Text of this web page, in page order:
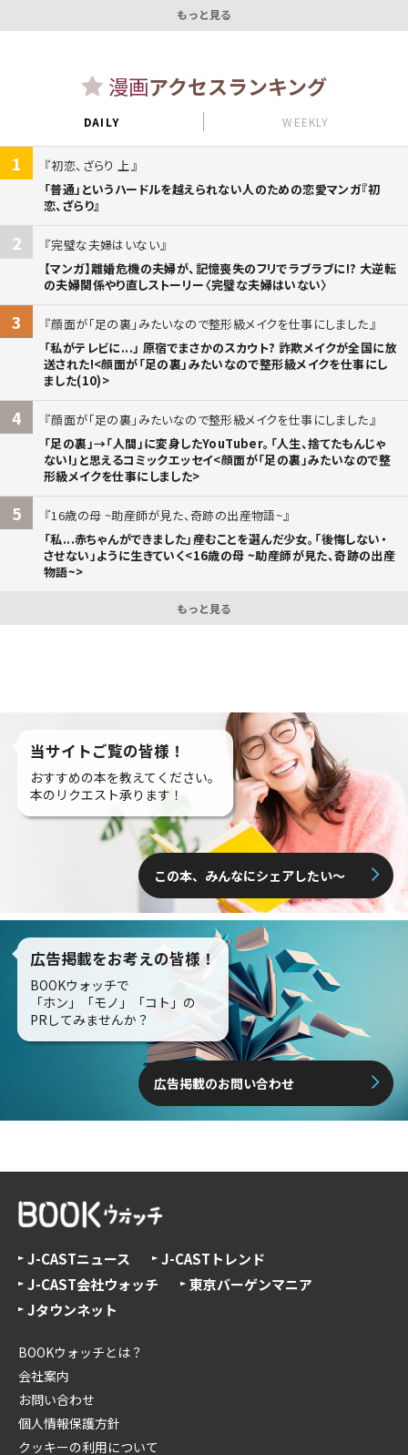
もっと見る
漫画アクセスランキング
DAILY WEEKLY
1
初恋、ざらり 上
「普通」というハードルを越えられない人のための恋愛マンガ『初
恋、ざらり』
2
完璧な夫婦はいない
【マンガ】離婚危機の夫婦が、記憶喪失のフリでラブラブに!? 大逆転
の夫婦関係やり直しストーリー〈完璧な夫婦はいない〉
3
顔面が「足の裏」みたいなので整形級メイクを仕事にしました
「私がテレビに...」 原宿でまさかのスカウト? 詐欺メイクが全国に放
送された!<顔面が「足の裏」みたいなので整形級メイクを仕事にし
ました(10)>
4
顔面が「足の裏」みたいなので整形級メイクを仕事にしました
「足の裏」→「人間」に変身したYouTuber。「人生、捨てたもんじゃ
ない!」と思えるコミックエッセイ<顔面が「足の裏」みたいなので整
形級メイクを仕事にしました>
5
16歳の母 ~助産師が見た、奇跡の出産物語~
「私...赤ちゃんができました」――産むことを選んだ少女。「後悔しない・
させない」ように生きていく<16歳の母 ~助産師が見た、奇跡の出産
物語~>
もっと見る
当サイトご覧の皆様！
おすすめの本を教えてください。
本のリクエスト承ります！
この本、みんなにシェアしたい〜
広告掲載をお考えの皆様！
BOOKウォッチで
「ホン」「モノ」「コト」の
PRしてみませんか？
広告掲載のお問い合わせ
J-CASTニュース
J-CASTトレンド
J-CAST会社ウォッチ
東京バーゲンマニア
Jタウンネット
BOOKウォッチとは？
会社案内
お問い合わせ
個人情報保護方針
クッキーの利用について